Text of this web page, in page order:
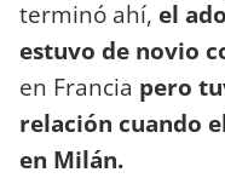
terminó ahí, el
estuvo de novio
en Francia pero
relación cuando
en Milán.